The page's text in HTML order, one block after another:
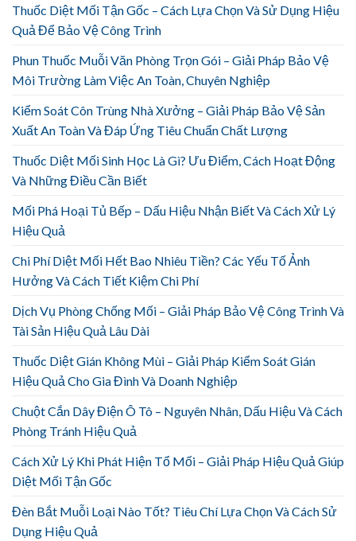
Thuốc Diệt Mối Tận Gốc – Cách Lựa Chọn Và Sử Dụng Hiệu
Quả Để Bảo Vệ Công Trình
Phun Thuốc Muỗi Văn Phòng Trọn Gói – Giải Pháp Bảo Vệ
Môi Trường Làm Việc An Toàn, Chuyên Nghiệp
Kiểm Soát Côn Trùng Nhà Xưởng – Giải Pháp Bảo Vệ Sản
Xuất An Toàn Và Đáp Ứng Tiêu Chuẩn Chất Lượng
Thuốc Diệt Mối Sinh Học Là Gì? Ưu Điểm, Cách Hoạt Động
Và Những Điều Cần Biết
Mối Phá Hoại Tủ Bếp – Dấu Hiệu Nhận Biết Và Cách Xử Lý
Hiệu Quả
Chi Phí Diệt Mối Hết Bao Nhiêu Tiền? Các Yếu Tố Ảnh
Hưởng Và Cách Tiết Kiệm Chi Phí
Dịch Vụ Phòng Chống Mối – Giải Pháp Bảo Vệ Công Trình Và
Tài Sản Hiệu Quả Lâu Dài
Thuốc Diệt Gián Không Mùi – Giải Pháp Kiểm Soát Gián
Hiệu Quả Cho Gia Đình Và Doanh Nghiệp
Chuột Cắn Dây Điện Ô Tô – Nguyên Nhân, Dấu Hiệu Và Cách
Phòng Tránh Hiệu Quả
Cách Xử Lý Khi Phát Hiện Tổ Mối – Giải Pháp Hiệu Quả Giúp
Diệt Mối Tận Gốc
Đèn Bắt Muỗi Loại Nào Tốt? Tiêu Chí Lựa Chọn Và Cách Sử
Dụng Hiệu Quả